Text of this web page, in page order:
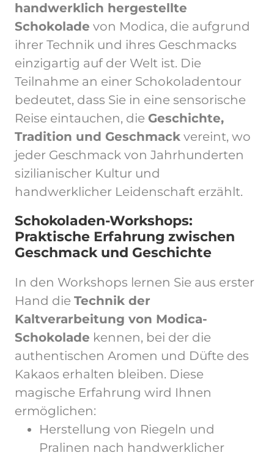
handwerklich hergestellte
Schokolade von Modica, die aufgrund
ihrer Technik und ihres Geschmacks
einzigartig auf der Welt ist. Die
Teilnahme an einer Schokoladentour
bedeutet, dass Sie in eine sensorische
Reise eintauchen, die Geschichte,
Tradition und Geschmack vereint, wo
jeder Geschmack von Jahrhunderten
sizilianischer Kultur und
handwerklicher Leidenschaft erzählt.
Schokoladen-Workshops:
Praktische Erfahrung zwischen
Geschmack und Geschichte
In den Workshops lernen Sie aus erster
Hand die Technik der
Kaltverarbeitung von Modica-
Schokolade kennen, bei der die
authentischen Aromen und Düfte des
Kakaos erhalten bleiben. Diese
magische Erfahrung wird Ihnen
ermöglichen:
Herstellung von Riegeln und
Pralinen nach handwerklicher